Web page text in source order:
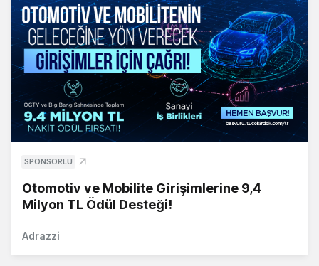
SPONSORLU
Otomotiv ve Mobilite Girişimlerine 9,4
Milyon TL Ödül Desteği!
Adrazzi